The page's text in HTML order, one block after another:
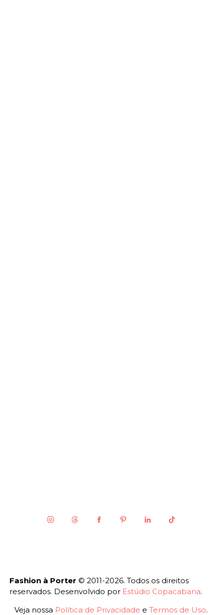
Fashion à Porter © 2011-2026. Todos os direitos
reservados. Desenvolvido por Estúdio Copacabana.
Veja nossa Política de Privacidade e Termos de Uso.